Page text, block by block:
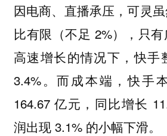
因电商、直播承压，可灵
比有限（不足 2%），只
高速增长的情况下，快手
3.4%。而成本端，快手
164.67 亿元，同比增长
润出现 3.1% 的小幅下滑。